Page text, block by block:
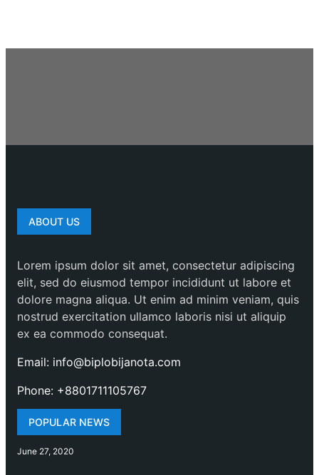
ABOUT US
Lorem ipsum dolor sit amet, consectetur adipiscing
elit, sed do eiusmod tempor incididunt ut labore et
dolore magna aliqua. Ut enim ad minim veniam, quis
nostrud exercitation ullamco laboris nisi ut aliquip
ex ea commodo consequat.
Email: info@biplobijanota.com
Phone: +8801711105767
POPULAR NEWS
June 27, 2020